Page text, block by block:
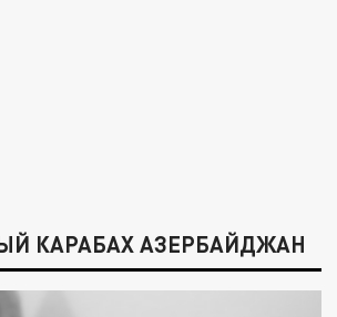
КАРАБАХ АЗЕРБАЙДЖАН